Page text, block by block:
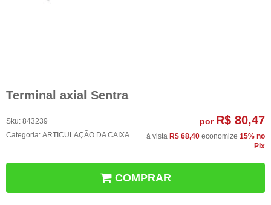
Terminal axial Sentra
Sku: 843239
Categoria: ARTICULAÇÃO DA CAIXA
por R$ 80,47
à vista R$ 68,40 economize 15% no
Pix
COMPRAR